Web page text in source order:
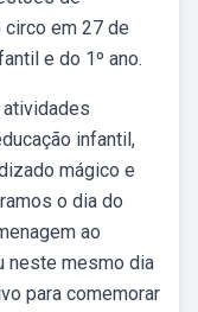
em 27 de
e do 1º ano.
infantil,
mágico e
o dia do
ao
neste mesmo dia
para comemorar